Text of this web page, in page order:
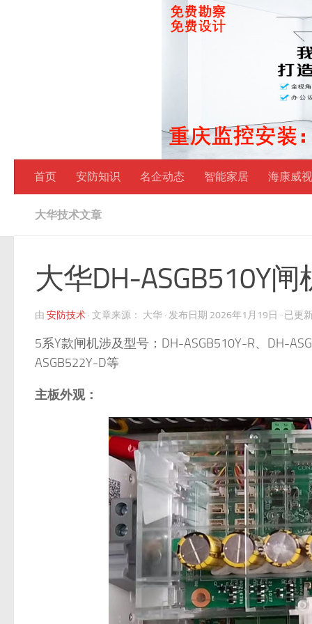
首页 安防知识 名企动态 智能家居 海康威视
大华技术文章
大华DH-ASGB510Y
由 安防技术 · 文章来源： 大华 · 发布日期 2026年1月19日 · 已更
5系Y款闸机涉及型号：DH-ASGB510Y-R、DH-
ASGB522Y-D等
主板外观：